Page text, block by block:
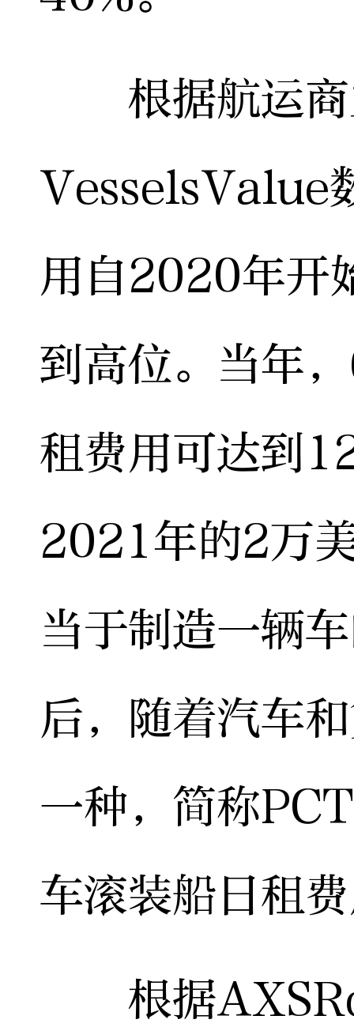
根据航运商
VesselsValue
用自2020年开
到高位。当年
租费用可达到
2021年的2万
当于制造一辆
后，随着汽车
一种，简称
车滚装船日租
根据